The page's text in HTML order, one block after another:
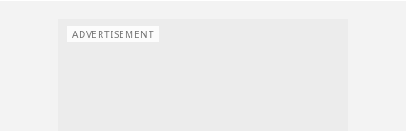
ADVERTISEMENT